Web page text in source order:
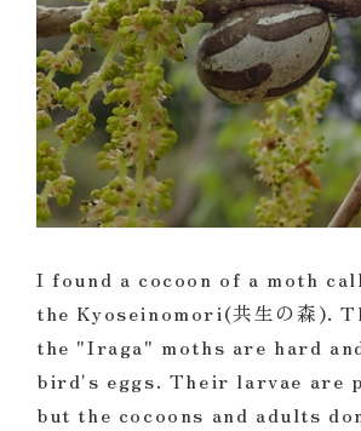
I found a cocoon of a moth
the Kyoseinomori(共生の森).
the "Iraga" moths are hard
bird's eggs. Their larvae are
but the cocoons and adults